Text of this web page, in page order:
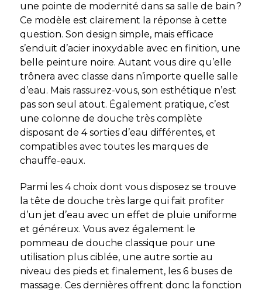
une pointe de modernité dans sa salle de bain ?
Ce modèle est clairement la réponse à cette
question. Son design simple, mais efficace
s’enduit d’acier inoxydable avec en finition, une
belle peinture noire. Autant vous dire qu’elle
trônera avec classe dans n’importe quelle salle
d’eau. Mais rassurez-vous, son esthétique n’est
pas son seul atout. Également pratique, c’est
une colonne de douche très complète
disposant de 4 sorties d’eau différentes, et
compatibles avec toutes les marques de
chauffe-eaux.
Parmi les 4 choix dont vous disposez se trouve
la tête de douche très large qui fait profiter
d’un jet d’eau avec un effet de pluie uniforme
et généreux. Vous avez également le
pommeau de douche classique pour une
utilisation plus ciblée, une autre sortie au
niveau des pieds et finalement, les 6 buses de
massage. Ces dernières offrent donc la fonction